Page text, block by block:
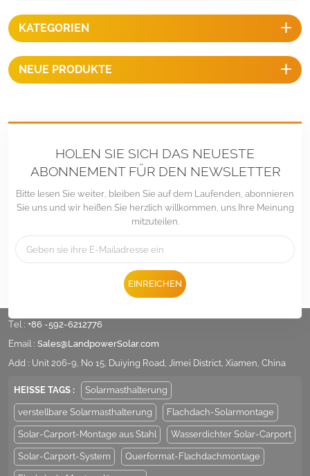
KATEGORIEN
NEUE PRODUKTE
HOLEN SIE SICH DAS NEUESTE
ABONNEMENT FÜR DEN NEWSLETTER
Bitte lesen Sie weiter, bleiben Sie auf dem Laufenden, abonnieren
Sie uns und wir heißen Sie herzlich willkommen, uns Ihre Meinung
mitzuteilen.
EINREICHEN
Tel : +86 -592-6212776
Email : Sales@LandpowerSolar.com
Add : Unit 206-9, No 15, Duiying Road, Jimei District, Xiamen, China
HEISSE TAGS : Solarmasthalterung
verstellbare Solarmasthalterung Flachdach-Solarmontage
Solar-Carport-Montage aus Stahl Wasserdichter Solar-Carport
Solar-Carport-System Querformat-Flachdachmontage